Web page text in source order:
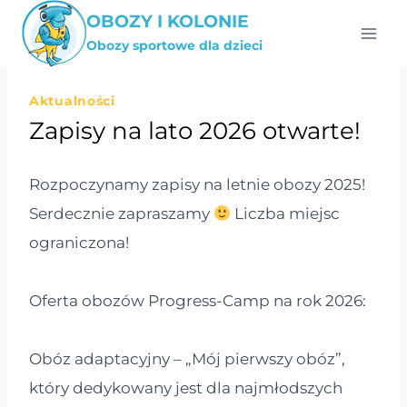
Przejdź
OBOZY I KOLONIE
Obozy sportowe dla dzieci
Aktualności
Zapisy na lato 2026 otwarte!
Rozpoczynamy zapisy na letnie obozy 2025!
Serdecznie zapraszamy
Liczba miejsc
ograniczona!
Oferta obozów Progress-Camp na rok 2026:
Obóz adaptacyjny – „Mój pierwszy obóz”,
który dedykowany jest dla najmłodszych